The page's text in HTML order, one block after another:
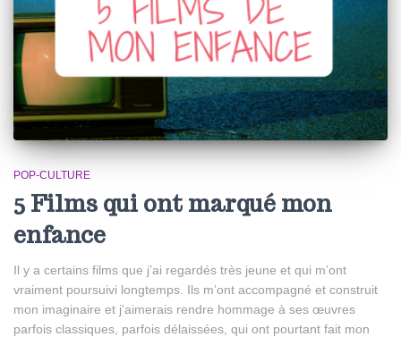
POP-CULTURE
5 Films qui ont marqué mon
enfance
Il y a certains films que j’ai regardés très jeune et qui m’ont
vraiment poursuivi longtemps. Ils m’ont accompagné et construit
mon imaginaire et j’aimerais rendre hommage à ses œuvres
parfois classiques, parfois délaissées, qui ont pourtant fait mon